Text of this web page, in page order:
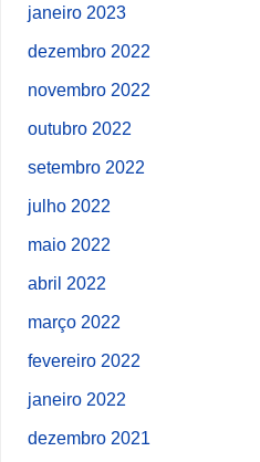
janeiro 2023
dezembro 2022
novembro 2022
outubro 2022
setembro 2022
julho 2022
maio 2022
abril 2022
março 2022
fevereiro 2022
janeiro 2022
dezembro 2021